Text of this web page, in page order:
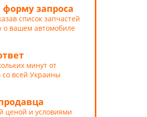
запроса
список запчастей
вашем автомобиле
минут от
со всей Украины
ценой и условиями